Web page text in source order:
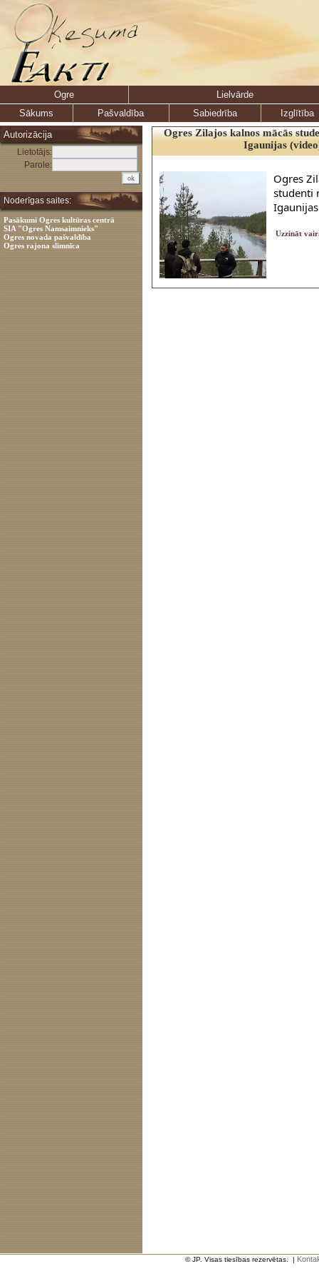
Ogre
Lielvārde
Sākums
Pašvaldība Sabiedrība
Izglītība
Autorizācija
Lietotājs:
Parole:
Noderīgas saites:
Pasākumi Ogres kultūras centrā
SIA "Ogres Namsaimnieks"
Ogres novada pašvaldība
Ogres rajona slimnīca
Ogres Zilajos kalnos mācās
Igaunijas
Ogres
studenti
Uzzināt
© JP. Visas tiesības rezervētas. |